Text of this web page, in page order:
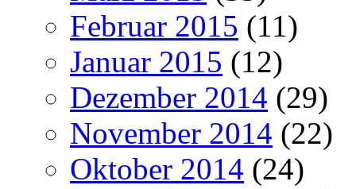
Februar 2015 (11)
Januar 2015 (12)
Dezember 2014 (29)
November 2014 (22)
Oktober 2014 (24)